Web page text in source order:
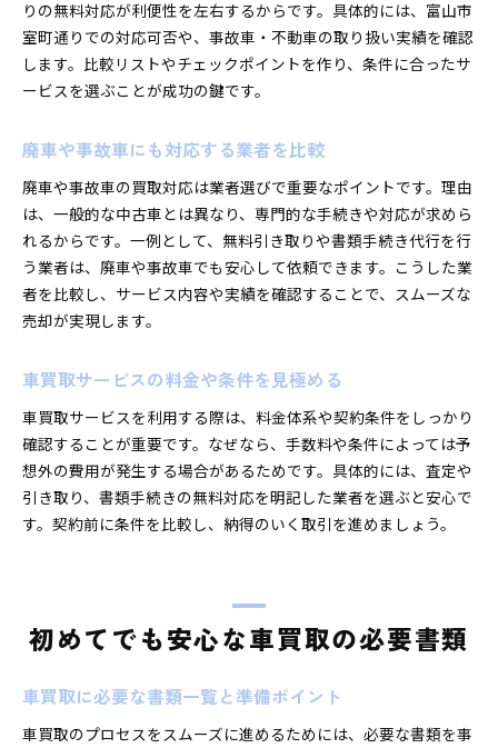
りの無料対応が利便性を左右するからです。具体的には、富山市
室町通りでの対応可否や、事故車・不動車の取り扱い実績を確認
します。比較リストやチェックポイントを作り、条件に合ったサ
ービスを選ぶことが成功の鍵です。
廃車や事故車にも対応する業者を比較
廃車や事故車の買取対応は業者選びで重要なポイントです。理由
は、一般的な中古車とは異なり、専門的な手続きや対応が求めら
れるからです。一例として、無料引き取りや書類手続き代行を行
う業者は、廃車や事故車でも安心して依頼できます。こうした業
者を比較し、サービス内容や実績を確認することで、スムーズな
売却が実現します。
車買取サービスの料金や条件を見極める
車買取サービスを利用する際は、料金体系や契約条件をしっかり
確認することが重要です。なぜなら、手数料や条件によっては予
想外の費用が発生する場合があるためです。具体的には、査定や
引き取り、書類手続きの無料対応を明記した業者を選ぶと安心で
す。契約前に条件を比較し、納得のいく取引を進めましょう。
初めてでも安心な車買取の必要書類
車買取に必要な書類一覧と準備ポイント
車買取のプロセスをスムーズに進めるためには、必要な書類を事